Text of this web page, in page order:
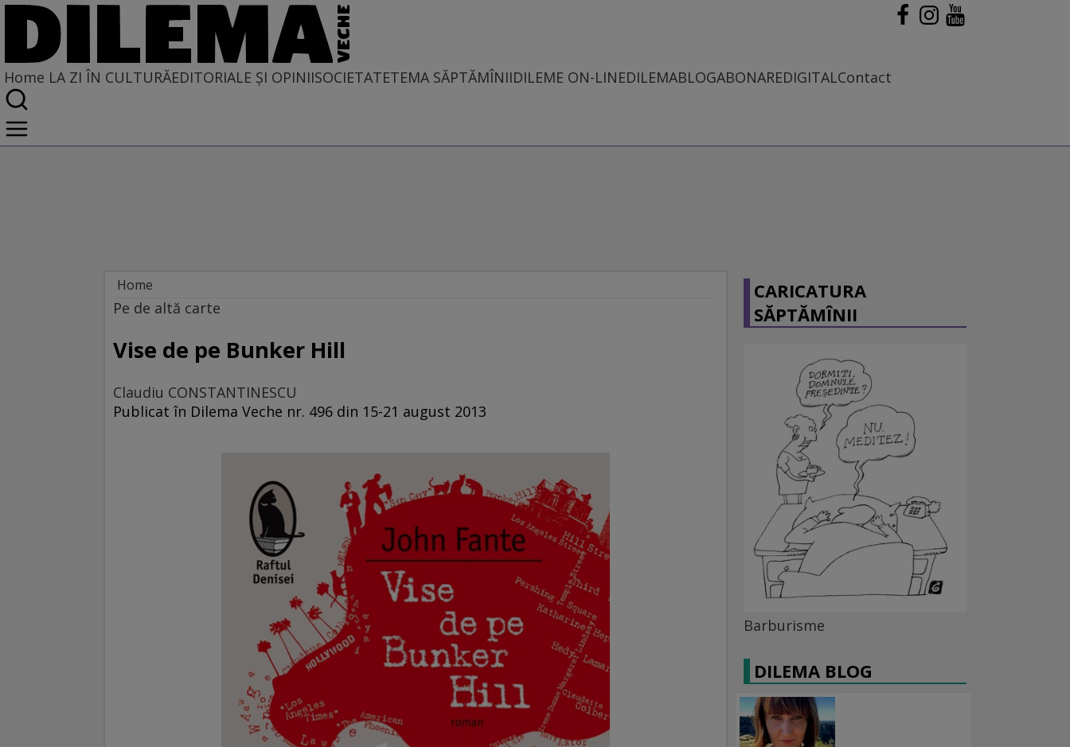
Home LA ZI ÎN CULTURĂEDITORIALE ȘI OPINIISOCIETATETEMA SĂPTĂMÎNIIDILEME ON-LINEDILEMABLOGABONAREDIGITALContact
Home
La zi în cultură
Pe de altă carte
Vise de pe Bunker Hill
Claudiu CONSTANTINESCU
Publicat în Dilema Veche nr. 496 din 15-21 august 2013
CARICATURA
SĂPTĂMÎNII
Barburisme
DILEMA BLOG